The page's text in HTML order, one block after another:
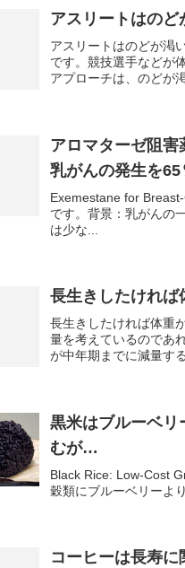
アスリートはのど
アスリートはのどが渇
です。競技選手などが
アプローチは、のどが
アロマターゼ阻
乳がんの発生を65
Exemestane for
です。背景：乳がんの
は少な...
長生きしたければ
長生きしたければ体重
量を考えているのであ
が中年期までに減量す
黒米はブルーベリ
むが…
Black Rice: Low-Cost
穀類にブルーベリーよ
コーヒーは長寿に